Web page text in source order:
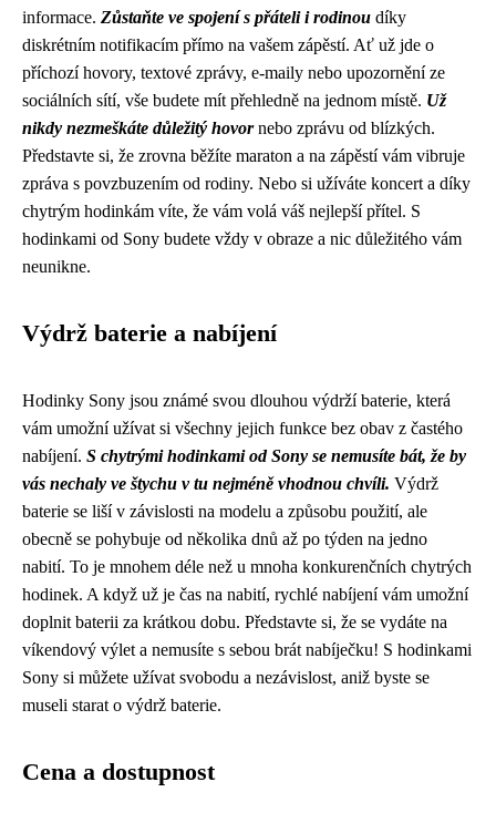
informace. Zůstaňte ve spojení s přáteli i rodinou díky
diskrétním notifikacím přímo na vašem zápěstí. Ať už jde o
příchozí hovory, textové zprávy, e-maily nebo upozornění ze
sociálních sítí, vše budete mít přehledně na jednom místě. Už
nikdy nezmeškáte důležitý hovornebo zprávu od blízkých.
Představte si, že zrovna běžíte maraton a na zápěstí vám vibruje
zpráva s povzbuzením od rodiny. Nebo si užíváte koncert a díky
chytrým hodinkám víte, že vám volá váš nejlepší přítel. S
hodinkami od Sony budete vždy v obraze a nic důležitého vám
neunikne.
Výdrž baterie a nabíjení
Hodinky Sony jsou známé svou dlouhou výdrží baterie, která
vám umožní užívat si všechny jejich funkce bez obav z častého
nabíjení. S chytrými hodinkami od Sony se nemusíte bát, že by
vás nechaly ve štychu v tu nejméně vhodnou chvíli. Výdrž
baterie se liší v závislosti na modelu a způsobu použití, ale
obecně se pohybuje od několika dnů až po týden na jedno
nabití. To je mnohem déle než u mnoha konkurenčních chytrých
hodinek. A když už je čas na nabití, rychlé nabíjení vám umožní
doplnit baterii za krátkou dobu. Představte si, že se vydáte na
víkendový výlet a nemusíte s sebou brát nabíječku! S hodinkami
Sony si můžete užívat svobodu a nezávislost, aniž byste se
museli starat o výdrž baterie.
Cena a dostupnost